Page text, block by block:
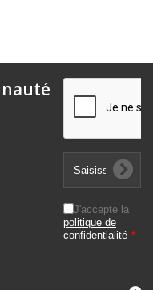
J'accepte la
politique de
confidentialité *